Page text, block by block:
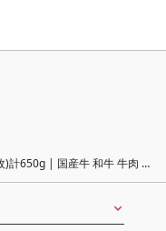
計650g | 国産牛 和牛 牛肉 牛